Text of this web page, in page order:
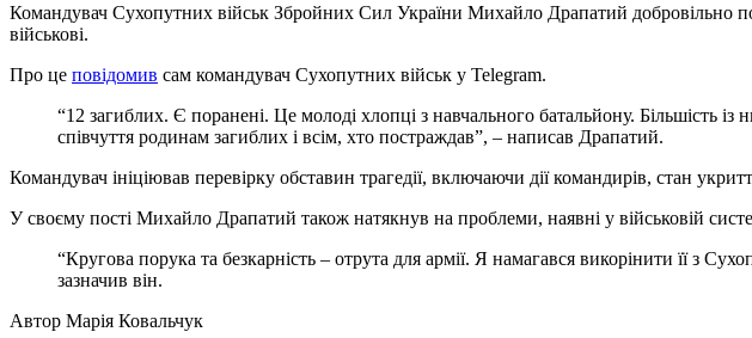
Командувач Сухопутних військ Збройних Сил України Михайло Драпатий добровільно
військові.
Про це повідомив сам командувач Сухопутних військ у Telegram.
“12 загиблих. Є поранені. Це молоді хлопці з навчального батальйону. Більшість
співчуття родинам загиблих і всім, хто постраждав”, – написав Драпатий.
Командувач ініціював перевірку обставин трагедії, включаючи дії командирів, стан
У своєму пості Михайло Драпатий також натякнув на проблеми, наявні у військовій
“Кругова порука та безкарність – отрута для армії. Я намагався викорінити її з
зазначив він.
Автор Марія Ковальчук